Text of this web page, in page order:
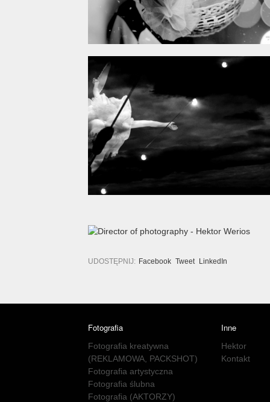
UDOSTĘPNIJ: Facebook Tweet LinkedIn
Fotografia
Fotografia kreatywna
(REKLAMOWA, PACKSHOT)
Fotografia artystyczna
Fotografia ślubna
Fotografia (AKTORZY)
Inne
Hektor
Kontakt